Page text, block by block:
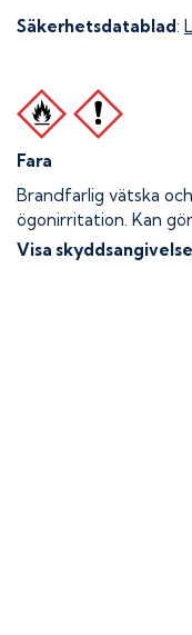
Säkerhetsdatablad:
Fara
Brandfarlig vätska
ögonirritation. Kan
Visa